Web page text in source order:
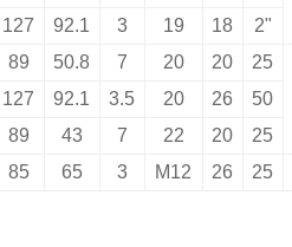
127 92.1 3 19 18
2"
89 50.8 7 20 20
25
127 92.1 3.5 20 26
50
89 43 7 22 20
25
85 65 3 M12 26 25